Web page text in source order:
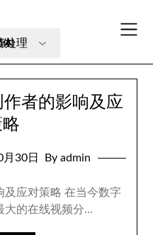
处理
者的影响及应
30日 By admin
及应对策略 在当今数字
大的在线视频分…